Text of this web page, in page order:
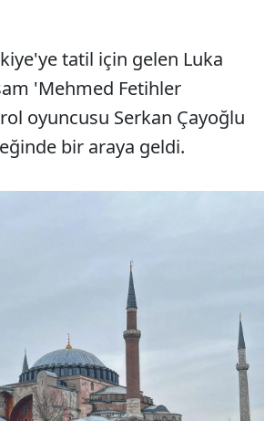
tatil için gelen Luka
'Mehmed Fetihler
oyuncusu Serkan Çayoğlu
bir araya geldi.